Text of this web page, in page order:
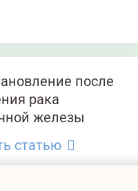
после
рака
железы
статью